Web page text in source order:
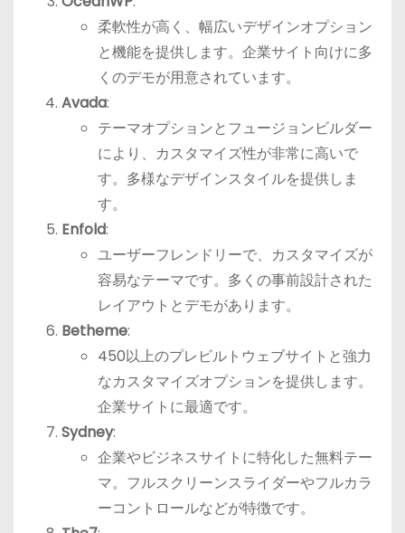
柔軟性が高く、幅広いデザインオプション
と機能を提供します。企業サイト向けに多
くのデモが用意されています。
Avada:
テーマオプションとフュージョンビルダー
により、カスタマイズ性が非常に高いで
す。多様なデザインスタイルを提供しま
す。
Enfold:
ユーザーフレンドリーで、カスタマイズが
容易なテーマです。多くの事前設計された
レイアウトとデモがあります。
Betheme:
450以上のプレビルトウェブサイトと強力
なカスタマイズオプションを提供します。
企業サイトに最適です。
Sydney:
企業やビジネスサイトに特化した無料テー
マ。フルスクリーンスライダーやフルカラ
ーコントロールなどが特徴です。